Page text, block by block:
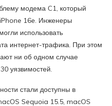
модема C1, который
16e. Инженеры
использовать
интернет-трафика. При этом
ни об одном случае
уязвимостей.
стали доступны в
Sequoia 15.5, macOS